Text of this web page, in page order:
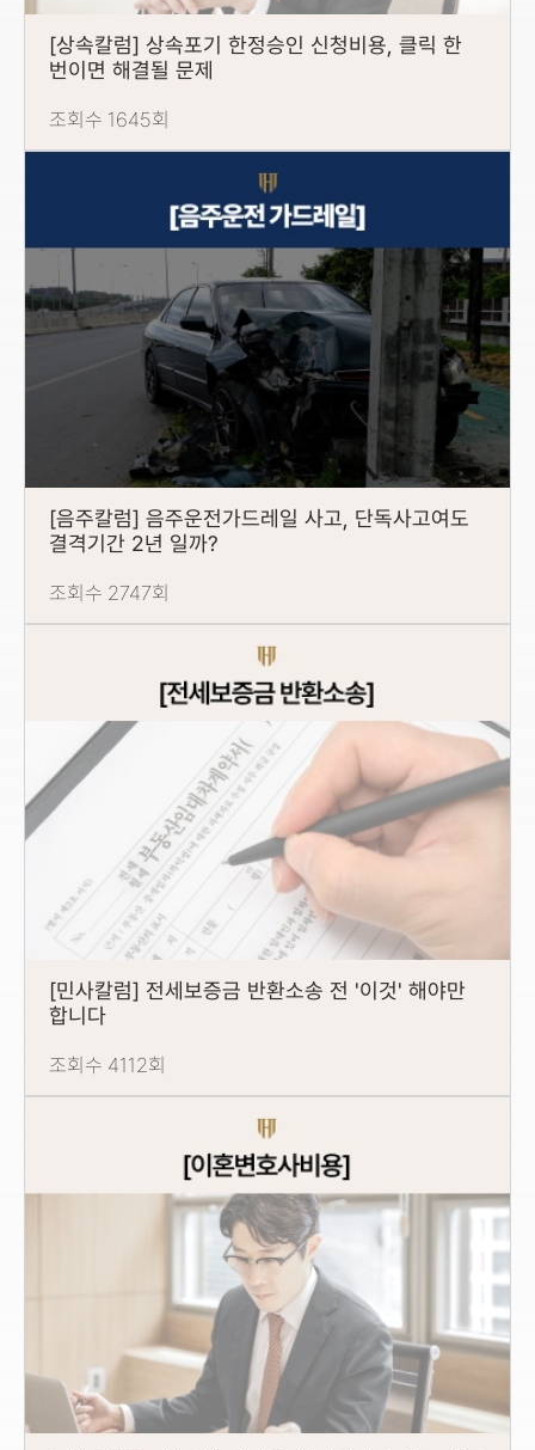
[상속칼럼] 상속포기 한정승인 신청비용, 클릭 한
번이면 해결될 문제
조회수 1645회
[음주칼럼] 음주운전가드레일 사고, 단독사고여도
결격기간 2년 일까?
조회수 2747회
[민사칼럼] 전세보증금 반환소송 전 '이것' 해야만
합니다
조회수 4112회